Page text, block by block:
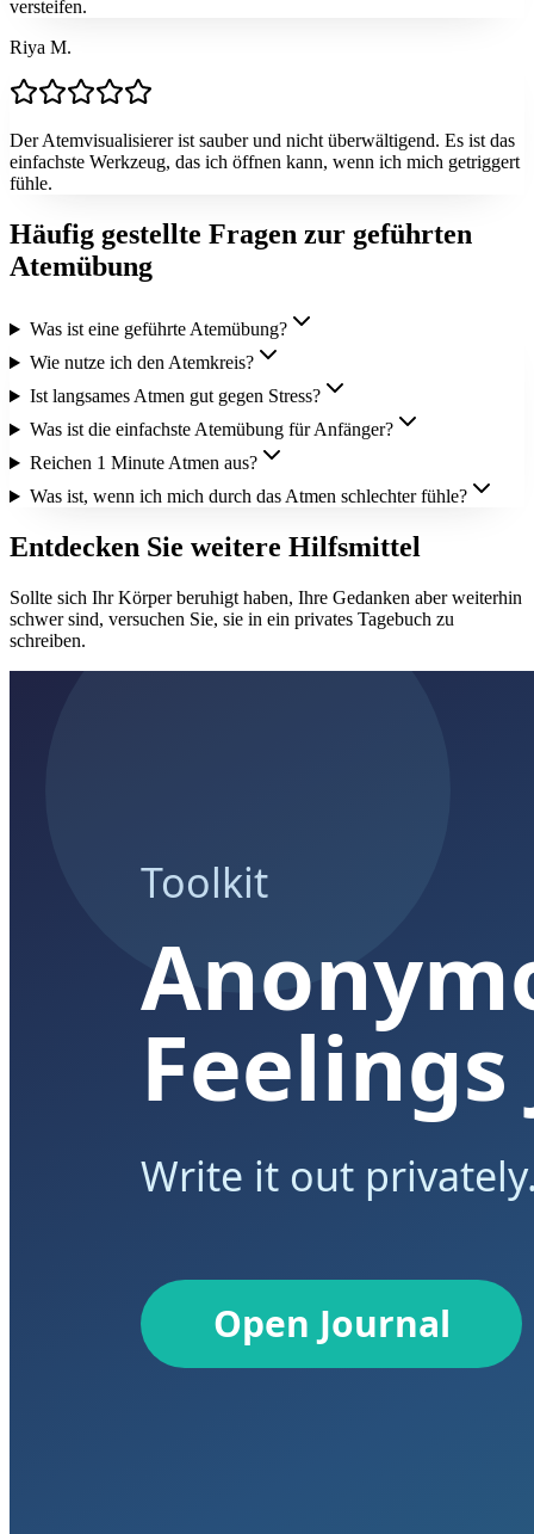
versteifen.
Riya M.
Der Atemvisualisierer ist sauber und nicht überwältigend. Es ist das
einfachste Werkzeug, das ich öffnen kann, wenn ich mich getriggert
fühle.
Häufig gestellte Fragen zur geführten
Atemübung
Was ist eine geführte Atemübung?
Wie nutze ich den Atemkreis?
Ist langsames Atmen gut gegen Stress?
Was ist die einfachste Atemübung für Anfänger?
Reichen 1 Minute Atmen aus?
Was ist, wenn ich mich durch das Atmen schlechter fühle?
Entdecken Sie weitere Hilfsmittel
Sollte sich Ihr Körper beruhigt haben, Ihre Gedanken aber weiterhin
schwer sind, versuchen Sie, sie in ein privates Tagebuch zu
schreiben.